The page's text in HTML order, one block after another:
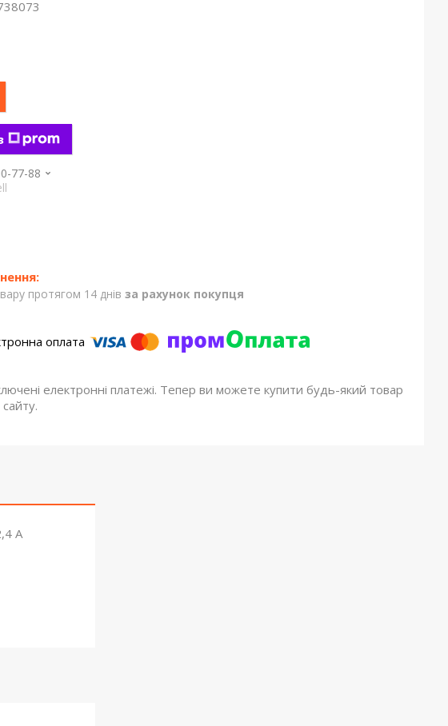
77-88
протягом 14 днів за рахунок покупця
електронні платежі. Тепер ви можете купити будь-який товар
А